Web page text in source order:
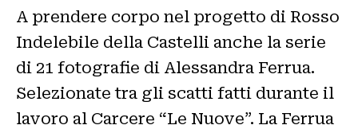
A prendere corpo nel progetto di Rosso
Indelebile della Castelli anche la serie
di 21 fotografie di Alessandra Ferrua.
Selezionate tra gli scatti fatti durante il
lavoro al Carcere “Le Nuove”. La Ferrua